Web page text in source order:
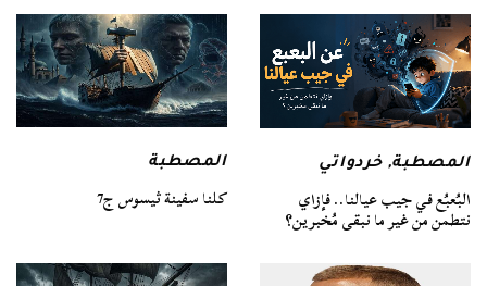
المصطبة,خردواتي
البُعبُع في جيب عيالنا.. فإزاي
نتطمن من غير ما نبقى مُخبرين؟
المصطبة
كلنا سفينة ثيسوس ج7